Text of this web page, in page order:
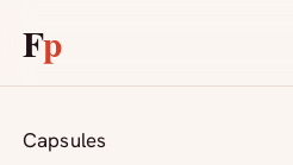
Fp
Capsules